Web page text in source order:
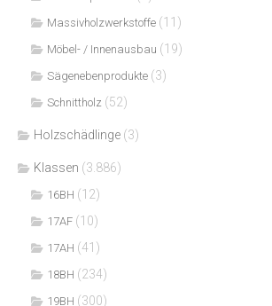
Massivholzwerkstoffe (11)
Möbel- / Innenausbau (19)
Sägenebenprodukte (3)
Schnittholz (52)
Holzschädlinge (3)
Klassen (3.886)
16BH (12)
17AF (10)
17AH (41)
18BH (234)
19BH (300)